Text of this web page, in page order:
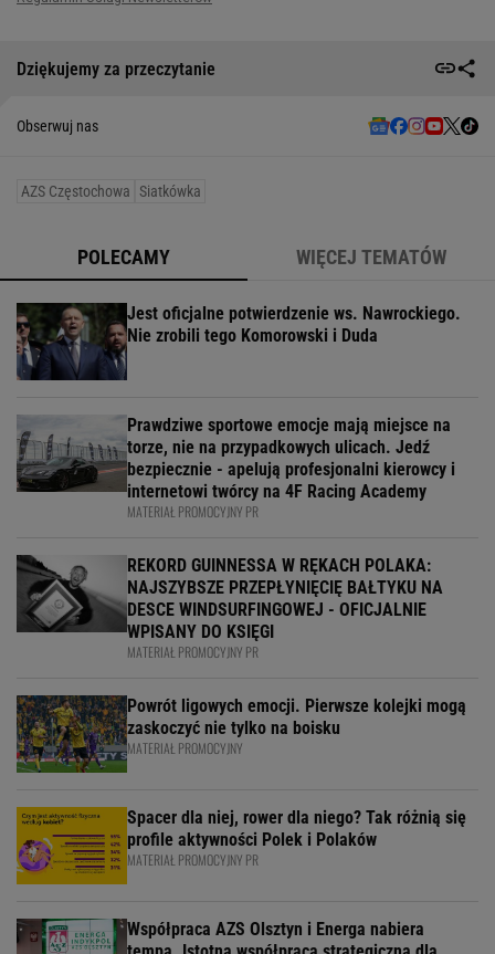
Dziękujemy za przeczytanie
Obserwuj nas
AZS Częstochowa Siatkówka
POLECAMY WIĘCEJ TEMATÓW
Jest oficjalne potwierdzenie ws. Nawrockiego.
Nie zrobili tego Komorowski i Duda
Prawdziwe sportowe emocje mają miejsce na
torze, nie na przypadkowych ulicach. Jedź
bezpiecznie - apelują profesjonalni kierowcy i
internetowi twórcy na 4F Racing Academy
MATERIAŁ PROMOCYJNY PR
REKORD GUINNESSA W RĘKACH POLAKA:
NAJSZYBSZE PRZEPŁYNIĘCIĘ BAŁTYKU NA
DESCE WINDSURFINGOWEJ - OFICJALNIE
WPISANY DO KSIĘGI
MATERIAŁ PROMOCYJNY PR
Powrót ligowych emocji. Pierwsze kolejki mogą
zaskoczyć nie tylko na boisku
MATERIAŁ PROMOCYJNY
Spacer dla niej, rower dla niego? Tak różnią się
profile aktywności Polek i Polaków
MATERIAŁ PROMOCYJNY PR
Współpraca AZS Olsztyn i Energa nabiera